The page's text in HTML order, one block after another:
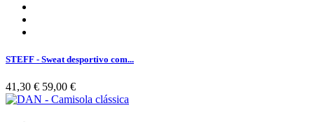
STEFF - Sweat desportivo com...
41,30 € 59,00 €